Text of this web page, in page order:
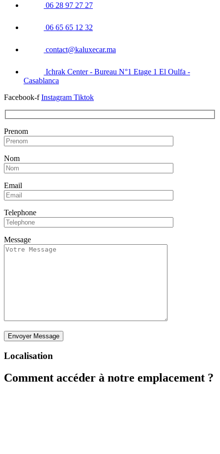
06 28 97 27 27
06 65 65 12 32
contact@kaluxecar.ma
Ichrak Center - Bureau N°1 Etage 1 El Oulfa -
Casablanca
Facebook-f Instagram Tiktok
Prenom
Nom
Email
Telephone
Message
Localisation
Comment accéder à notre emplacement ?